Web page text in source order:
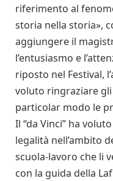
riferimento al
storia nella storia»,
aggiungere il
l’entusiasmo e
riposto nel Festival,
voluto ringraziare
particolar modo le
Il “da Vinci” ha
legalità nell’ambito
scuola-lavoro che li
con la guida della